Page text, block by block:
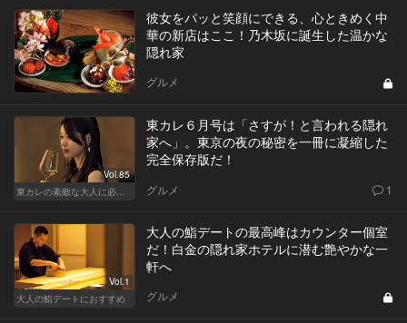
彼女をパッと笑顔にできる、心ときめく中
華の新店はここ！乃木坂に誕生した温かな
隠れ家
グルメ
Vol.85
東カレの素敵な大人に必要なこと
東カレ６月号は「さすが！と言われる隠れ
家へ」。東京の夜の秘密を一冊に凝縮した
完全保存版だ！
グルメ 1
Vol.1
大人の鮨デートにおすすめ
大人の鮨デートの最高峰はカウンター個室
だ！白金の隠れ家ホテルに潜む艶やかな一
軒へ
グルメ